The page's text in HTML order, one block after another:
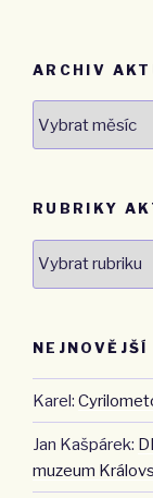
ARCHIV
aktualit
RUBRIKY
Karel:
Jan Kašpárek:
muzeum